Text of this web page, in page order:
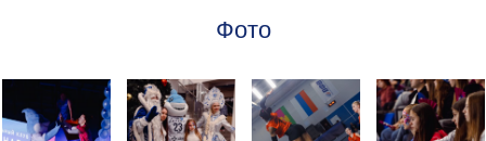
Фото